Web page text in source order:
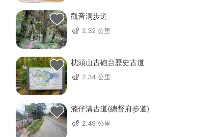
觀音洞步道
2.32 公里
枕頭山古砲台歷史古道
2.34 公里
湳仔溝古道(總督府步道)
2.49 公里